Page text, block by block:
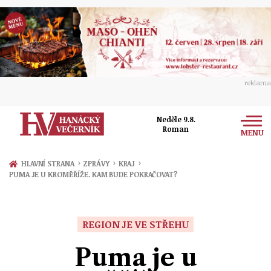
reklama
Neděle 9.8.
Roman
MENU
Zprávy
HLAVNÍ STRANA › ZPRÁVY › KRAJ ›
PUMA JE U KROMĚŘÍŽE. KAM BUDE POKRAČOVAT?
REGION JE VE STŘEHU
Puma je u